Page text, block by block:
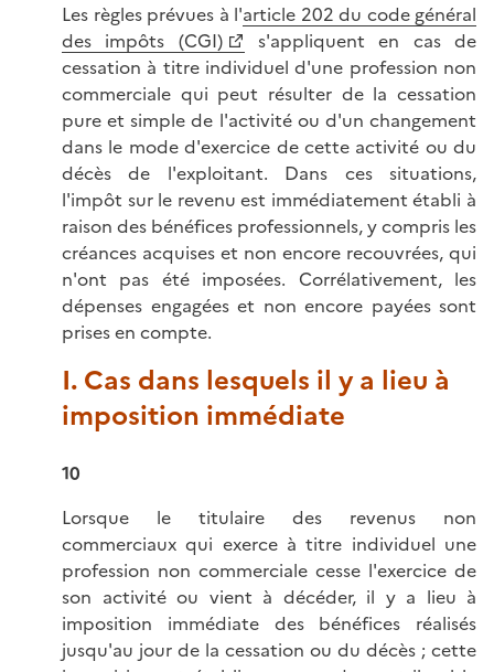
Les règles prévues à l'article 202 du code général
des impôts (CGI)
s'appliquent en cas de
cessation à titre individuel d'une profession non
commerciale qui peut résulter de la cessation
pure et simple de l'activité ou d'un changement
dans le mode d'exercice de cette activité ou du
décès de l'exploitant. Dans ces situations,
l'impôt sur le revenu est immédiatement établi à
raison des bénéfices professionnels, y compris les
créances acquises et non encore recouvrées, qui
n'ont pas été imposées. Corrélativement, les
dépenses engagées et non encore payées sont
prises en compte.
I. Cas dans lesquels il y a lieu à
imposition immédiate
10
Lorsque le titulaire des revenus non
commerciaux qui exerce à titre individuel une
profession non commerciale cesse l'exercice de
son activité ou vient à décéder, il y a lieu à
imposition immédiate des bénéfices réalisés
jusqu'au jour de la cessation ou du décès ; cette